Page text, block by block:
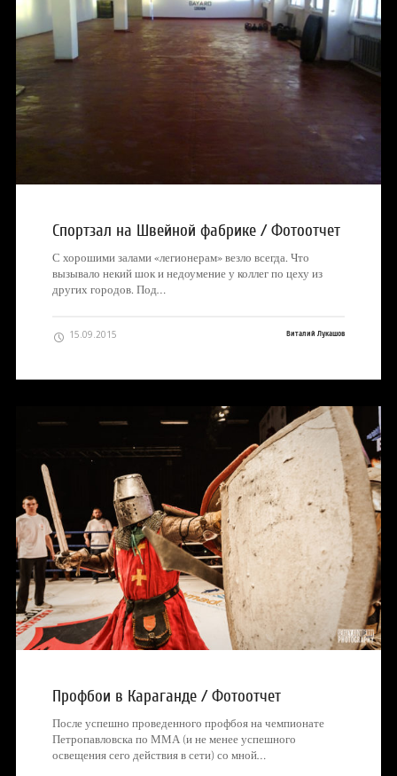
Спортзал на Швейной фабрике / Фотоотчет
С хорошими залами «легионерам» везло всегда. Что
вызывало некий шок и недоумение у коллег по цеху из
других городов. Под…
15.09.2015 Виталий Лукашов
Профбои в Караганде / Фотоотчет
После успешно проведенного профбоя на чемпионате
Петропавловска по ММА (и не менее успешного
освещения сего действия в сети) со мной…